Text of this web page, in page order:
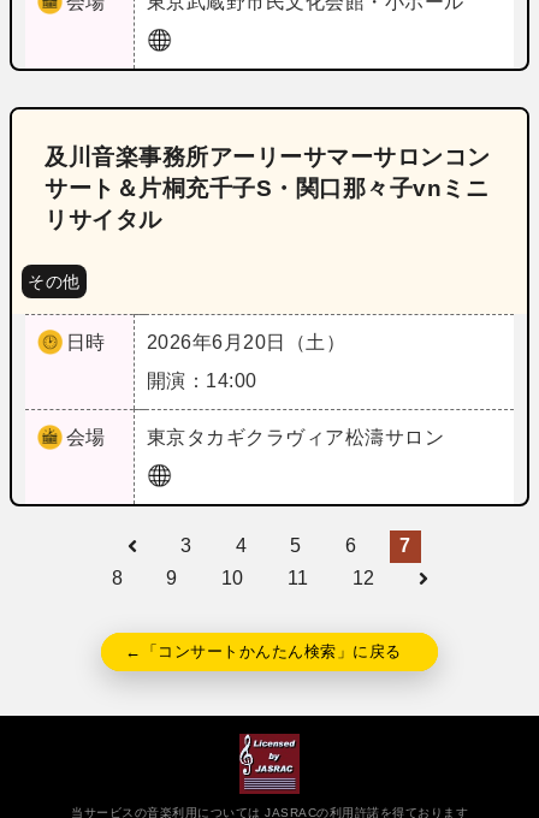
及川音楽事務所アーリーサマーサロンコン
サート＆片桐充千子S・関口那々子vnミニ
リサイタル
その他
日時
2026年6月20日（土）
開演：14:00
会場 東京タカギクラヴィア松濤サロン
3 4 5 6
7
8
9 10 11 12
←「コンサートかんたん検索」に戻る
当サービスの音楽利用については JASRACの利用許諾を得ております